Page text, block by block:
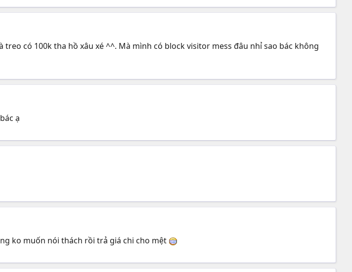
có 100k tha hồ xâu xé ^^. Mà mình có block visitor mess đâu nhỉ sao bác không
ạ
ko muốn nói thách rồi trả giá chi cho mệt